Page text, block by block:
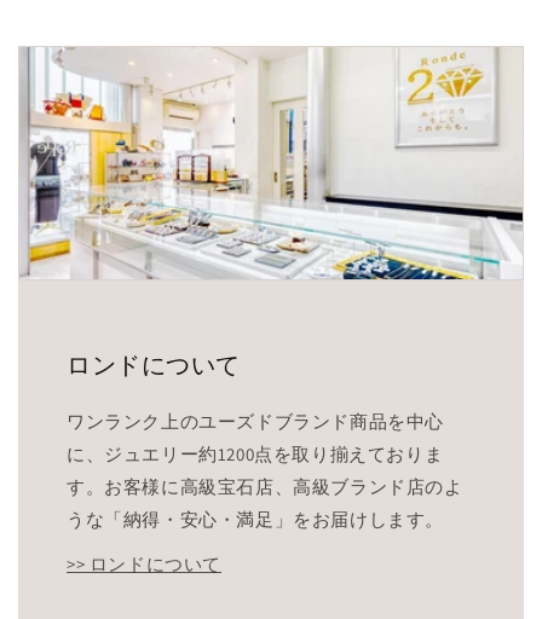
ロンドについて
ワンランク上のユーズドブランド商品を中心
に、ジュエリー約1200点を取り揃えておりま
す。お客様に高級宝石店、高級ブランド店のよ
うな「納得・安心・満足」をお届けします。
>> ロンドについて